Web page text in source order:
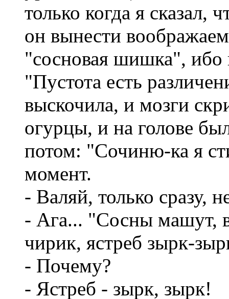
только когда я сказал,
он вынести
"сосновая шишка", ибо
"Пустота есть
выскочила, и мозги
огурцы, и на голове
потом: "Сочиню-ка я
момент.
- Валяй, только сразу,
- Ага... "Сосны машут,
чирик, ястреб зырк-
- Почему?
- Ястреб - зырк, зырк!